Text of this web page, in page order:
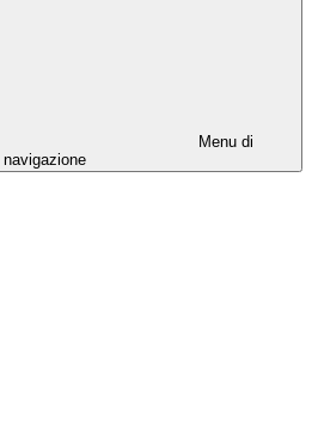
Menu di
navigazione